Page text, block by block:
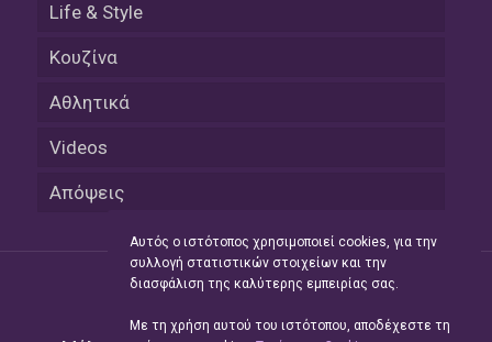
Life & Style
Κουζίνα
Αθλητικά
Videos
Απόψεις
Αυτός ο ιστότοπος χρησιμοποιεί cookies, για την
συλλογή στατιστικών στοιχείων και την
διασφάλιση της καλύτερης εμπειρίας σας.
Με τη χρήση αυτού του ιστότοπου, αποδέχεστε τη